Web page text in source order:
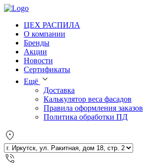
ЦЕХ РАСПИЛА
О компании
Бренды
Акции
Новости
Сертификаты
Ещё
Доставка
Калькулятор веса фасадов
Правила оформления заказов
Политика обработки ПД